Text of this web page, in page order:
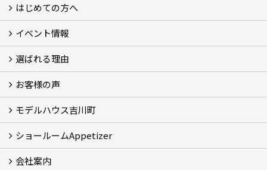
はじめての方へ
フォトギャラリー
性能について
自然素材のお家
オーナー様のおうち訪問
イベント情報
イベント情報
選ばれる理由
5つのやさしさ宣言
3つのプロ宣言
お家づくりスケジュール
お客様の声
お客様の声
モデルハウス吉川町
吉川町モデルハウス
ショールームAppetizer
Appetizer(ショールーム)
Appetizer(レンタルスペース)
会社案内